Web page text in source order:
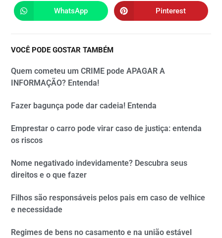
WhatsApp Pinterest
VOCÊ PODE GOSTAR TAMBÉM
Quem cometeu um CRIME pode APAGAR A
INFORMAÇÃO? Entenda!
Fazer bagunça pode dar cadeia! Entenda
Emprestar o carro pode virar caso de justiça: entenda
os riscos
Nome negativado indevidamente? Descubra seus
direitos e o que fazer
Filhos são responsáveis pelos pais em caso de velhice
e necessidade
Regimes de bens no casamento e na união estável